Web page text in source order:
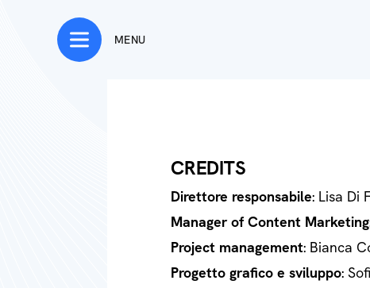
MENU
CREDITS
Direttore responsabile: Lisa Di
Manager of Content Marketing
Project management: Bianca
Progetto grafico e sviluppo: